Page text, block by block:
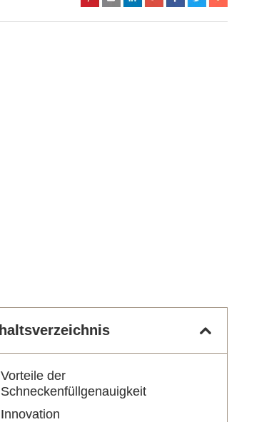
Vorteile der
Schneckenfüllgenauigkeit
Innovation